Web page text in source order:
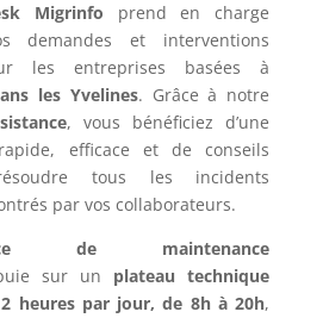
Migrinfo prend en charge
demandes et interventions
les entreprises basées à
les Yvelines. Grâce à notre
, vous bénéficiez d’une
efficace et de conseils
tous les incidents
par vos collaborateurs.
de maintenance
sur un plateau technique
heures par jour, de 8h à 20h,